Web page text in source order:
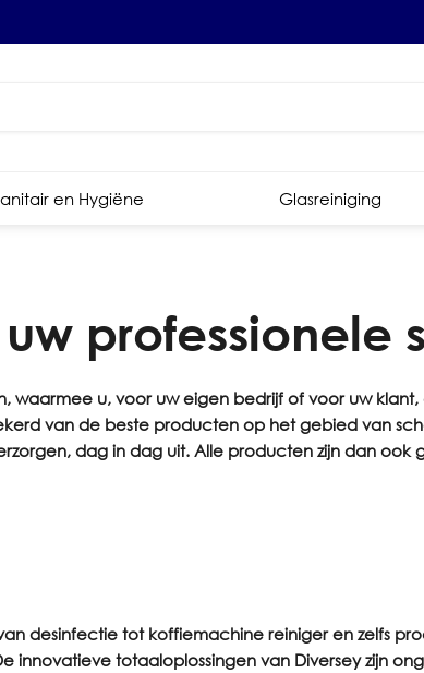
en Hygiëne Glasreiniging
professionele
u, voor uw eigen bedrijf of voor uw
van de beste producten op het gebied van
dag in dag uit. Alle producten zijn dan
desinfectie tot koffiemachine reiniger en zelfs
innovatieve totaaloplossingen van Diversey zijn